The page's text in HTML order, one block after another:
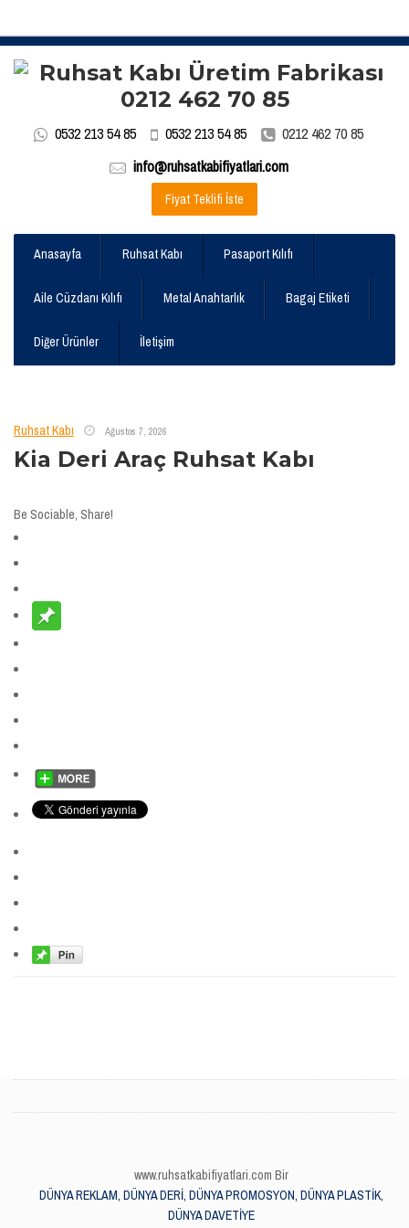
0532 213 54 85 0532 213 54 85
0212 462 70 85
info@ruhsatkabifiyatlari.com
Fiyat Teklifi İste
Anasayfa Ruhsat Kabı Pasaport Kılıfı
Aile Cüzdanı Kılıfı Metal Anahtarlık Bagaj Etiketi
Diğer Ürünler İletişim
Ruhsat Kabı Ağustos 7, 2026
Kia Deri Araç Ruhsat Kabı
Be Sociable, Share!
www.ruhsatkabifiyatlari.com Bir
DÜNYA REKLAM, DÜNYA DERİ, DÜNYA PROMOSYON, DÜNYA PLASTİK,
DÜNYA DAVETİYE